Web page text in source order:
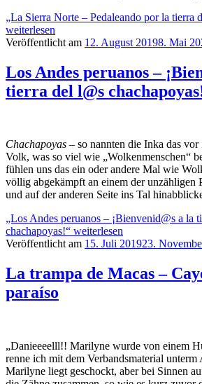
„La Sierra Norte – Pedaleando por la tierra
weiterlesen
Veröffentlicht am 12. August 20198. Mai
Los Andes peruanos –
tierra del l@s
Chachapoyas – so nannten die Inka das vor
Volk, was so viel wie „Wolkenmenschen“
fühlen uns das ein oder andere Mal wie
völlig abgekämpft an einem der unzähligen
und auf der anderen Seite ins Tal
„Los Andes peruanos – ¡Bienvenid@s a la
chachapoyas!“ weiterlesen
Veröffentlicht am 15. Juli 201923.
La trampa de Macas –
paraíso
„Danieeeelll!! Marilyne wurde von einem
renne ich mit dem Verbandsmaterial
Marilyne liegt geschockt, aber bei Sinnen